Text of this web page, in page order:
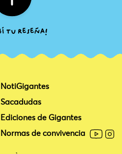
NotiGigantes
Sacadudas
Ediciones de Gigantes
Normas de convivencia